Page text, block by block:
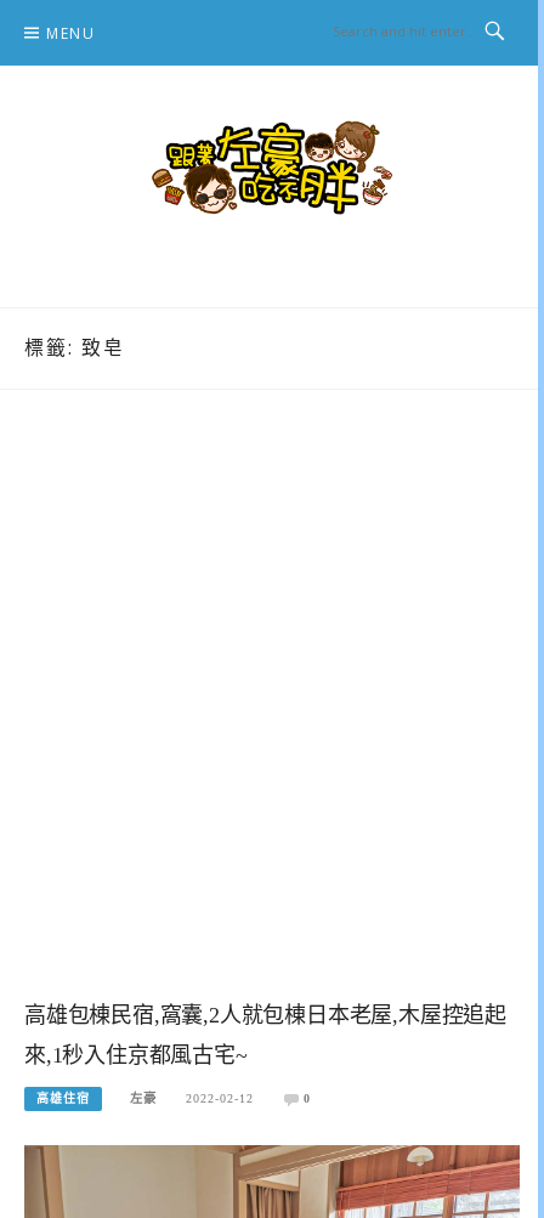
content
MENU
標籤: 致皂
高雄包棟民宿,窩囊,2人就包棟日本老屋,木屋控追起
來,1秒入住京都風古宅~
高雄住宿 左豪 2022-02-12 0